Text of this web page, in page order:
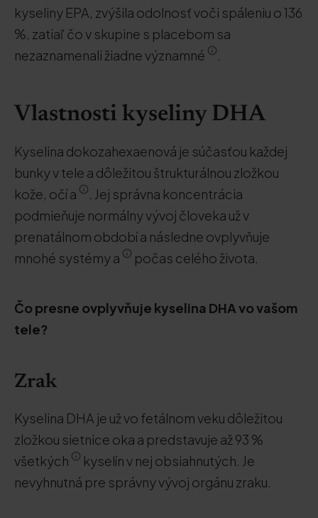
kyseliny EPA, zvýšila odolnosť voči spáleniu o 136
%, zatiaľ čo v skupine s placebom sa
nezaznamenali žiadne významné
.
Vlastnosti kyseliny DHA
Kyselina dokozahexaenová je súčasťou každej
bunky v tele a dôležitou štrukturálnou zložkou
kože, očí a
. Jej správna koncentrácia
podmieňuje normálny vývoj človeka už v
prenatálnom období a následne ovplyvňuje
mnohé systémy a
počas celého života.
Čo presne ovplyvňuje kyselina DHA vo vašom
tele?
Zrak
Kyselina DHA je už vo fetálnom veku dôležitou
zložkou sietnice oka a predstavuje až 93 %
všetkých
kyselín v nej obsiahnutých. Je
nevyhnutná pre správny vývoj orgánu zraku.